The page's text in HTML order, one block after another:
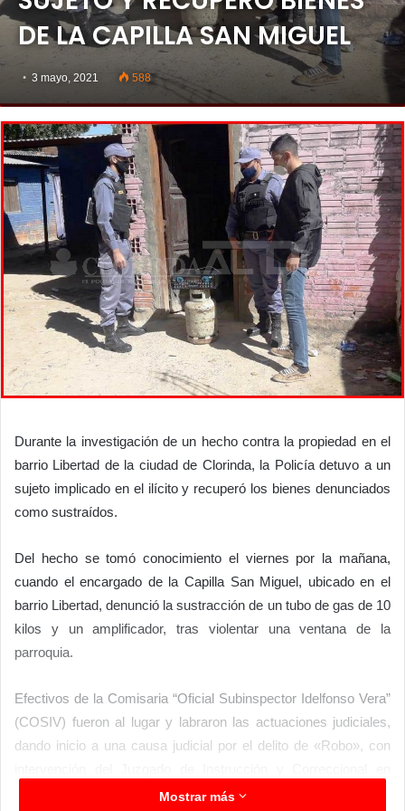
DE LA CAPILLA SAN MIGUEL
3 mayo, 2021 588
Durante la investigación de un hecho contra la propiedad en el
barrio Libertad de la ciudad de Clorinda, la Policía detuvo a un
sujeto implicado en el ilícito y recuperó los bienes denunciados
como sustraídos.
Del hecho se tomó conocimiento el viernes por la mañana,
cuando el encargado de la Capilla San Miguel, ubicado en el
barrio Libertad, denunció la sustracción de un tubo de gas de 10
kilos y un amplificador, tras violentar una ventana de la
parroquia.
Efectivos de la Comisaria “Oficial Subinspector Idelfonso Vera”
(COSIV) fueron al lugar y labraron las actuaciones judiciales,
dando inicio a una causa judicial por el delito de «Robo», con
Mostrar más